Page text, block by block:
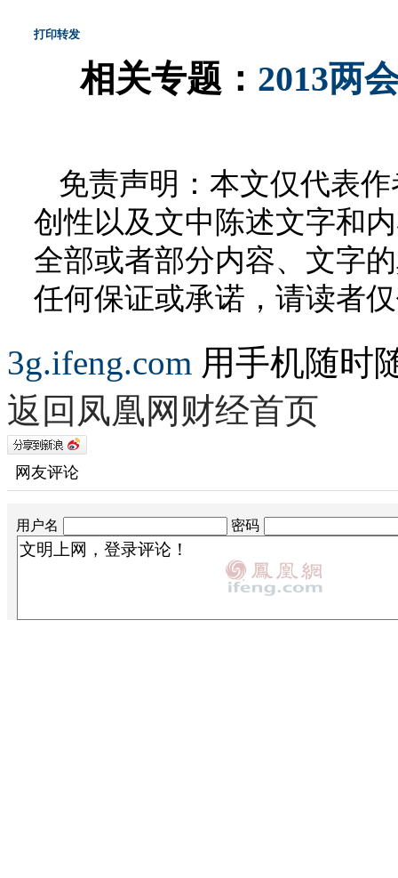
打印转发
相关专题： 2013两
免责声明：本文仅代表
创性以及文中陈述文字和
全部或者部分内容、文字
任何保证或承诺，请读者
3g.ifeng.com 用手机随时
返回凤凰网财经首页
网友评论
用户名 密码